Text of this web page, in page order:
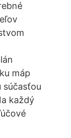
máp
každý